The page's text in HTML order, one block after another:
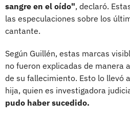
sangre en el oído", declaró.
las especulaciones sobre los
cantante.
Según Guillén, estas marcas
no fueron explicadas de manera
de su fallecimiento. Esto lo llevó
hija, quien es investigadora
pudo haber sucedido.